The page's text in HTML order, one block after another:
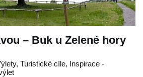
– Buk u Zelené hory
Turistické cíle, Inspirace -